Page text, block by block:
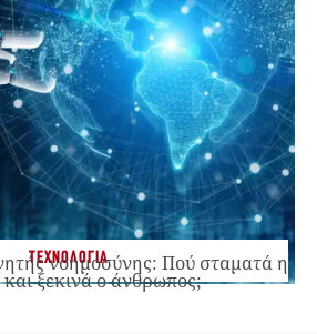
ΤΕΧΝΟΛΟΓΙΑ
νοημοσύνης: Πού σταματά η
ξεκινά ο άνθρωπος;